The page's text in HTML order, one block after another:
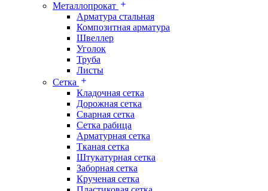
Металлопрокат
Арматура стальная
Композитная арматура
Швеллер
Уголок
Труба
Листы
Сетка
Кладочная сетка
Дорожная сетка
Сварная сетка
Сетка рабица
Арматурная сетка
Тканая сетка
Штукатурная сетка
Заборная сетка
Крученая сетка